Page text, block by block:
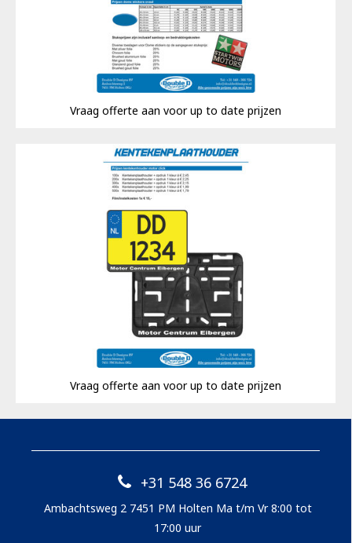
Vraag offerte aan voor up to date prijzen
Vraag offerte aan voor up to date prijzen
+31 548 36 6724
Ambachtsweg 2 7451 PM Holten Ma t/m Vr 8:00 tot
17:00 uur